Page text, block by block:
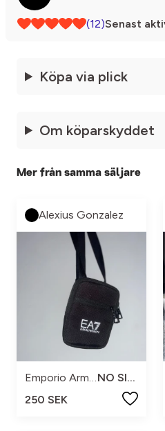
(12)Senast
Köpa via plick
Om köparskyddet
Mer från samma säljare
Alexius Gonzalez
NO SIZE
250 SEK